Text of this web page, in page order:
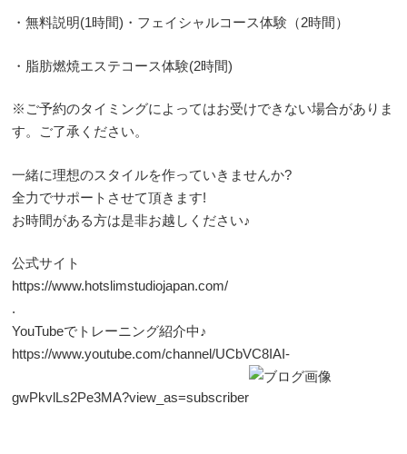
・無料説明(1時間)・フェイシャルコース体験（2時間）
・脂肪燃焼エステコース体験(2時間)
※ご予約のタイミングによってはお受けできない場合がありま
す。ご了承ください。
一緒に理想のスタイルを作っていきませんか?
全力でサポートさせて頂きます!
お時間がある方は是非お越しください♪
公式サイト
https://www.hotslimstudiojapan.com/
.
YouTubeでトレーニング紹介中♪
https://www.youtube.com/channel/UCbVC8IAI-
gwPkvlLs2Pe3MA?view_as=subscriber